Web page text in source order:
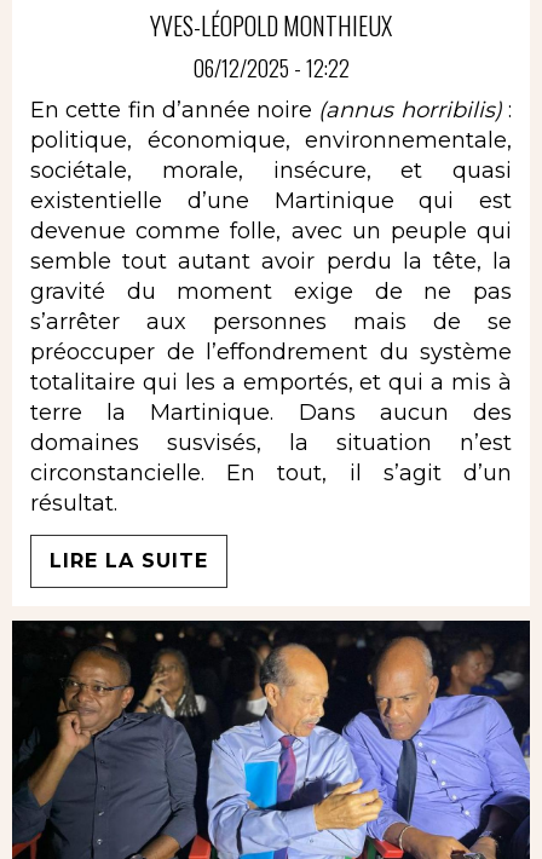
YVES-LÉOPOLD MONTHIEUX
06/12/2025 - 12:22
En cette fin d’année noire (annus horribilis):
politique, économique, environnementale,
sociétale, morale, insécure, et quasi
existentielle d’une Martinique qui est
devenue comme folle, avec un peuple qui
semble tout autant avoir perdu la tête, la
gravité du moment exige de ne pas
s’arrêter aux personnes mais de se
préoccuper de l’effondrement du système
totalitaire qui les a emportés, et qui a mis à
terre la Martinique. Dans aucun des
domaines susvisés, la situation n’est
circonstancielle. En tout, il s’agit d’un
résultat.
LIRE LA SUITE